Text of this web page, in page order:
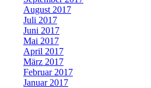
August 2017
Juli 2017
Juni 2017
Mai 2017
April 2017
März 2017
Februar 2017
Januar 2017